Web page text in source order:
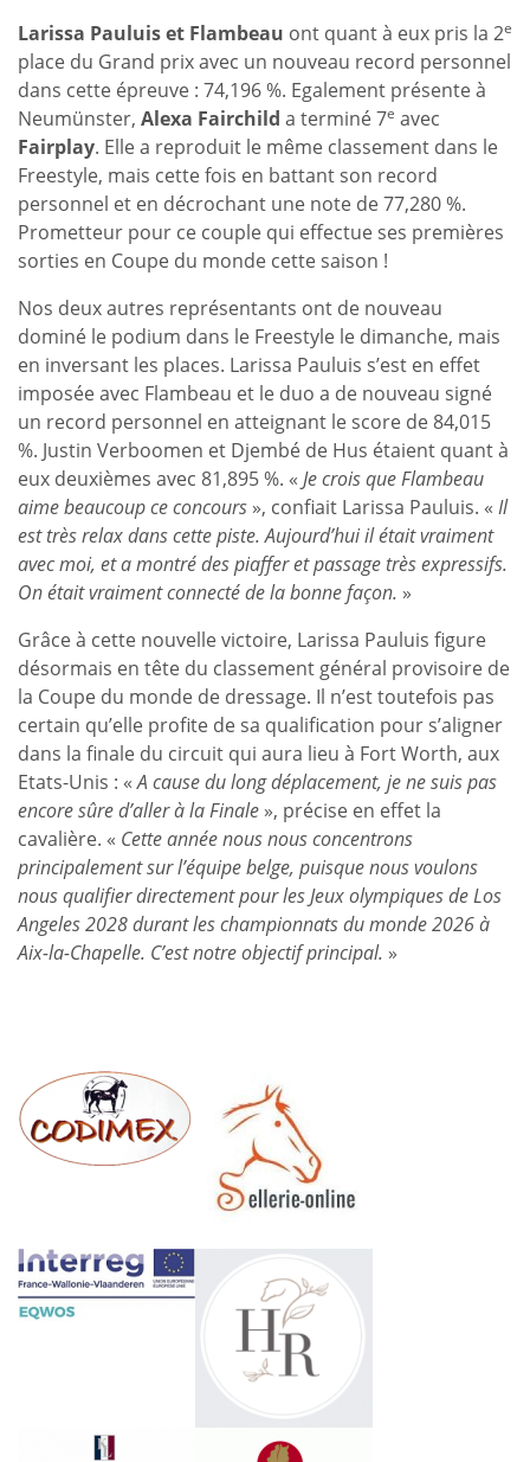
Larissa Pauluis et Flambeau ont quant à eux pris la 2e
place du Grand prix avec un nouveau record personnel
dans cette épreuve : 74,196 %. Egalement présente à
Neumünster, Alexa Fairchild a terminé 7e avec
Fairplay. Elle a reproduit le même classement dans le
Freestyle, mais cette fois en battant son record
personnel et en décrochant une note de 77,280 %.
Prometteur pour ce couple qui effectue ses premières
sorties en Coupe du monde cette saison !
Nos deux autres représentants ont de nouveau
dominé le podium dans le Freestyle le dimanche, mais
en inversant les places. Larissa Pauluis s’est en effet
imposée avec Flambeau et le duo a de nouveau signé
un record personnel en atteignant le score de 84,015
%. Justin Verboomen et Djembé de Hus étaient quant à
eux deuxièmes avec 81,895 %. « Je crois que Flambeau
aime beaucoup ce concours », confiait Larissa Pauluis. « Il
est très relax dans cette piste. Aujourd’hui il était vraiment
avec moi, et a montré des piaffer et passage très expressifs.
On était vraiment connecté de la bonne façon. »
Grâce à cette nouvelle victoire, Larissa Pauluis figure
désormais en tête du classement général provisoire de
la Coupe du monde de dressage. Il n’est toutefois pas
certain qu’elle profite de sa qualification pour s’aligner
dans la finale du circuit qui aura lieu à Fort Worth, aux
Etats-Unis : «A cause du long déplacement, je ne suis pas
encore sûre d’aller à la Finale », précise en effet la
cavalière. « Cette année nous nous concentrons
principalement sur l’équipe belge, puisque nous voulons
nous qualifier directement pour les Jeux olympiques de Los
Angeles 2028 durant les championnats du monde 2026 à
Aix-la-Chapelle. C’est notre objectif principal. »